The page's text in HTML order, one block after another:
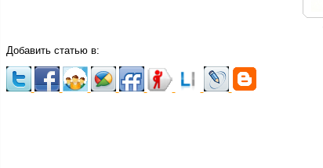
Добавить статью в: